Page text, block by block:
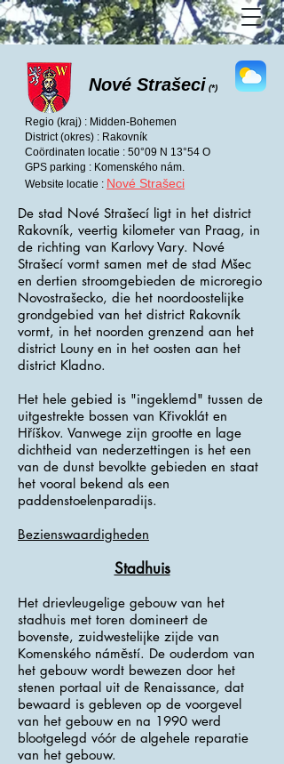
Nové Strašeci (*)
Regio (kraj) : Midden-Bohemen
District (okres) : Rakovník
Coördinaten locatie : 50°09 N 13°54 O
GPS parking : Komenského nám.
Website locatie : Nové Strašeci
De stad Nové Strašecí ligt in het district
Rakovník, veertig kilometer van Praag, in
de richting van Karlovy Vary. Nové
Strašecí vormt samen met de stad Mšec
en dertien stroomgebieden de microregio
Novostrašecko, die het noordoostelijke
grondgebied van het district Rakovník
vormt, in het noorden grenzend aan het
district Louny en in het oosten aan het
district Kladno.
Het hele gebied is "ingeklemd" tussen de
uitgestrekte bossen van Křivoklát en
Hříškov. Vanwege zijn grootte en lage
dichtheid van nederzettingen is het een
van de dunst bevolkte gebieden en staat
het vooral bekend als een
paddenstoelenparadijs.
Bezienswaardigheden
Stadhuis
Het drievleugelige gebouw van het
stadhuis met toren domineert de
bovenste, zuidwestelijke zijde van
Komenského náměstí. De ouderdom van
het gebouw wordt bewezen door het
stenen portaal uit de Renaissance, dat
bewaard is gebleven op de voorgevel
van het gebouw en na 1990 werd
blootgelegd vóór de algehele reparatie
van het gebouw.